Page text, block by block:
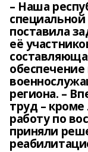
– Наша
поставила
её
региона. –
труд –
работу по
приняли